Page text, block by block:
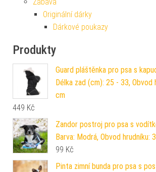
Originální dárky
Dárkové poukazy
Produkty
Guard pláštěnka pro psa s
Délka zad (cm): 25 - 33, Obvod
cm
449 Kč
Zandor postroj pro psa s
Barva: Modrá, Obvod hrudníku:
99 Kč
Pinta zimní bunda pro psa s